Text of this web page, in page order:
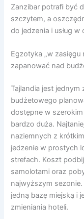
Zanzibar potrafi być
szczytem, a
do jedzenia i usług
Egzotyka „w zasięgu
zapanować nad
Tajlandia jest jednym
budżetowego
dostępne w
bardzo duża.
naziemnych z
jedzenie w prostych
strefach. Koszt
samolotami oraz
najwyższym
jedną bazę miejską i
zmieniania hoteli.